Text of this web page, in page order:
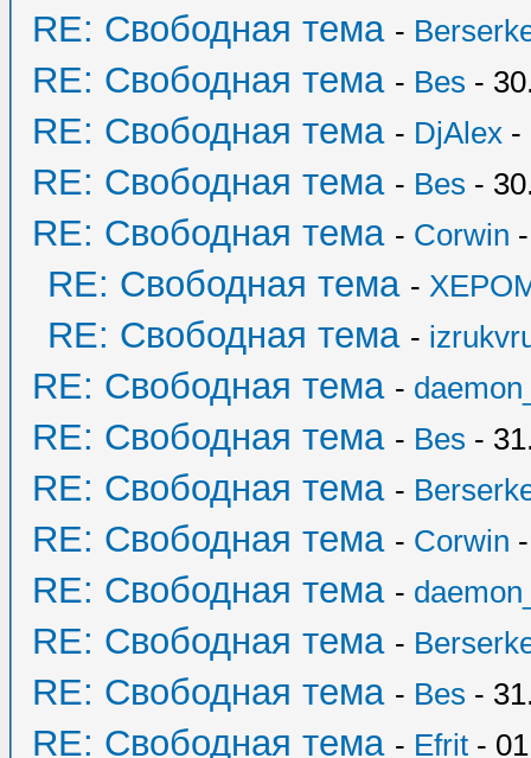
RE: Свободная тема -
RE: Свободная тема - Bes -
RE: Свободная тема - DjAlex -
RE: Свободная тема - Bes -
RE: Свободная тема - Corwin
RE: Свободная тема -
RE: Свободная тема -
RE: Свободная тема -
RE: Свободная тема - Bes -
RE: Свободная тема -
RE: Свободная тема - Corwin
RE: Свободная тема -
RE: Свободная тема -
RE: Свободная тема - Bes -
RE: Свободная тема - Efrit -